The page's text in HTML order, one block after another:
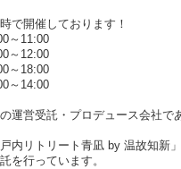
就
チ
ア
キ
で開催しております！
～11:00
～12:00
～18:00
～14:00
運営受託・プロデュース会社で
内リトリート青凪 by 温故知新
を行っています。